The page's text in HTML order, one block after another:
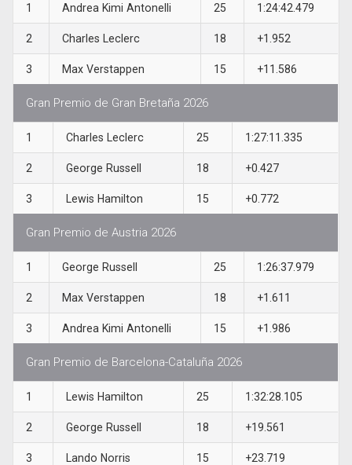
1 Andrea Kimi Antonelli 25 1:24:42.479
2 Charles Leclerc 18 +1.952
3 Max Verstappen 15 +11.586
Gran Premio de Gran Bretaña 2026
1 Charles Leclerc 25 1:27:11.335
2 George Russell 18 +0.427
3 Lewis Hamilton 15 +0.772
Gran Premio de Austria 2026
1 George Russell 25 1:26:37.979
2 Max Verstappen 18 +1.611
3 Andrea Kimi Antonelli 15 +1.986
Gran Premio de Barcelona-Cataluña 2026
1 Lewis Hamilton 25 1:32:28.105
2 George Russell 18 +19.561
3 Lando Norris 15 +23.719